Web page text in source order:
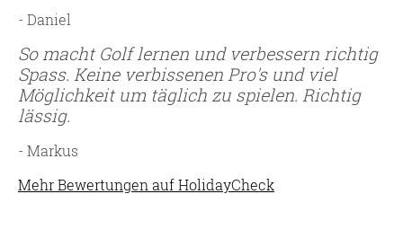
- Daniel
So macht Golf lernen und verbessern richtig
Spass. Keine verbissenen Pro's und viel
Möglichkeit um täglich zu spielen. Richtig
lässig.
- Markus
Mehr Bewertungen auf HolidayCheck